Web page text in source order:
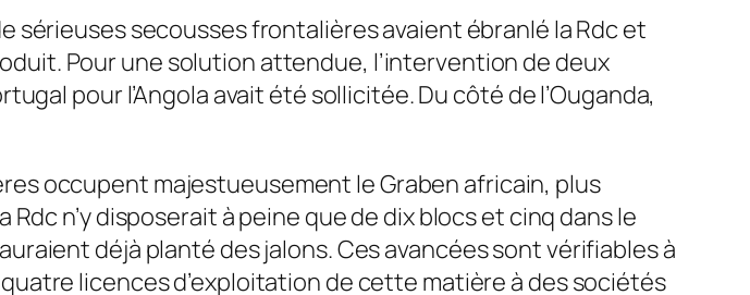
sérieuses secousses frontalières avaient ébranlé la Rdc et
Pour une solution attendue, l’intervention de deux
pour l’Angola avait été sollicitée. Du côté de l’Ouganda,
occupent majestueusement le Graben africain, plus
n’y disposerait à peine que de dix blocs et cinq dans le
déjà planté des jalons. Ces avancées sont vérifiables à
licences d’exploitation de cette matière à des sociétés